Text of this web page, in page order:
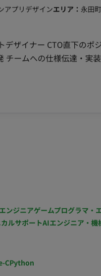
2名 ・PdM：1名 ・
な相談相手 ・Web開発
クラム 〇スプリントレ
Slack 〇ストック情報：
〇開発⽣産性改善
ューに関われるフラット
〇開発に必要なソフト
10-
アプリデザインエリア： 永田
ザイナー CTO直下のポジ
チームへの仕様伝達・実
を開発しています。 現在
ム向けにβリリース済みで
ています。 今回は、要求
計するだけでなく、開発
具体的な業務内容は以下
基に仕様をステークホ
・ユーザーのニーズと行
明確にするユーザースト
ー定義 ・ユーザーがサ
ンジニアゲームプログラマ・
ルサポートAIエンジニア・機
CPython